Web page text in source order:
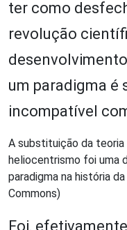
ter como
revolução
um paradigma é
incompatível
A substituição da
heliocentrismo foi uma
paradigma na história
Commons)
Foi,